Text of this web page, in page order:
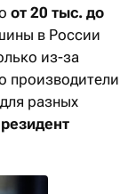
от 20 тыс. до
в России
из-за
производители
разных